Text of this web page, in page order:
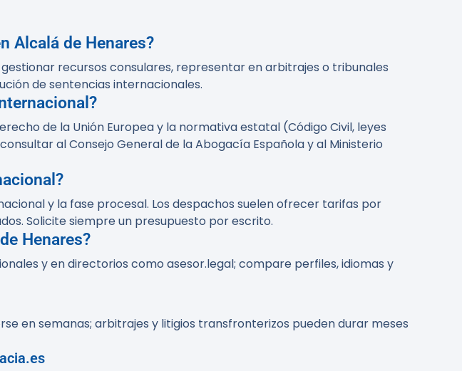
Alcalá de Henares?
recursos consulares, representar en arbitrajes o tribunales
de sentencias internacionales.
de la Unión Europea y la normativa estatal (Código Civil, leyes
al Consejo General de la Abogacía Española y al Ministerio
y la fase procesal. Los despachos suelen ofrecer tarifas por
Solicite siempre un presupuesto por escrito.
Henares?
y en directorios como asesor.legal; compare perfiles, idiomas y
en semanas; arbitrajes y litigios transfronterizos pueden durar meses